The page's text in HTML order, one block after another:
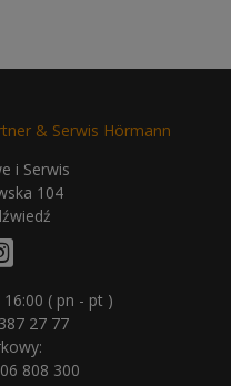
& Serwis Hörmann
i Serwis
104
( pn - pt )
27 77
808 300